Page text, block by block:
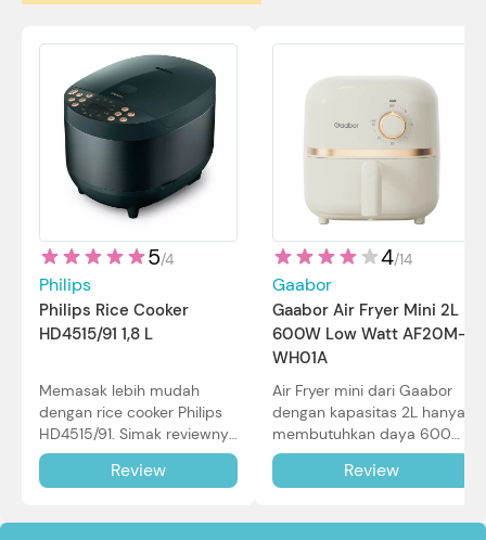
5/4
Philips
Philips Rice Cooker
HD4515/91 1,8 L
Memasak lebih mudah
dengan rice cooker Philips
HD4515/91. Simak reviewnya
di sini.
Review
4/14
Gaabor
Gaabor Air Fryer Mini 2L
600W Low Watt AF20M-
WH01A
Air Fryer mini dari Gaabor
dengan kapasitas 2L hanya
membutuhkan daya 600W
dalam pemakaian. Simak
review selengkapnya di sini.
Review